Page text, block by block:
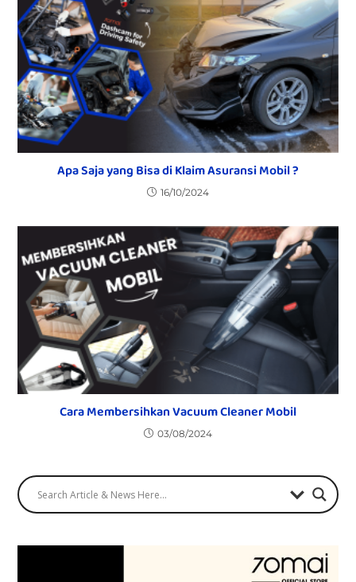
Apa Saja yang Bisa di Klaim Asuransi Mobil ?
16/10/2024
Cara Membersihkan Vacuum Cleaner Mobil
03/08/2024